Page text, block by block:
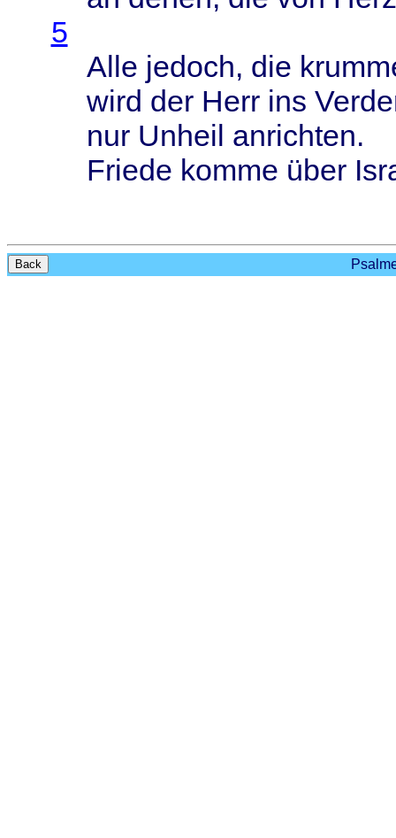
5
Alle jedoch, die
wird der Herrins
nur Unheil anrichten.
Friede komme über
Back